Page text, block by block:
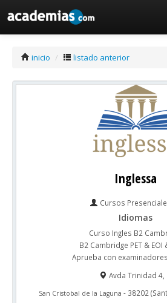
inicio / listado anterior
Inglessa
Cursos
Idiomas
Curso Ingles B2
B2 Cambridge PET & EOI
Aprueba con
Avda Trinidad 4,
San Cristobal de la Laguna - 38202 (